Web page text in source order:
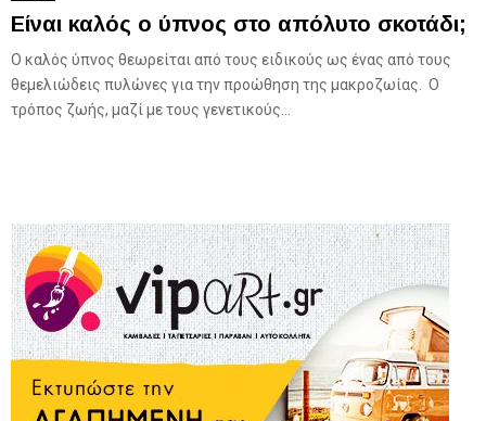
Είναι καλός ο ύπνος στο απόλυτο σκοτάδι;
Ο καλός ύπνος θεωρείται από τους ειδικούς ως ένας από τους
θεμελιώδεις πυλώνες για την προώθηση της μακροζωίας. Ο
τρόπος ζωής, μαζί με τους γενετικούς...